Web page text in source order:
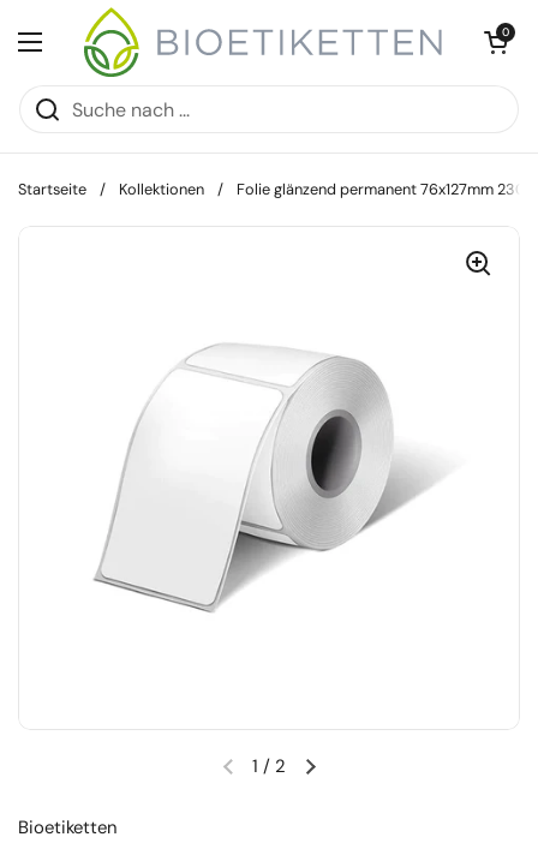
Zum Inhalt springen
Menü öffnen
Warenkorb
0
Startseite / Kollektionen / Folie glänzend permanent 76x127mm 230
1 / 2
Bioetiketten